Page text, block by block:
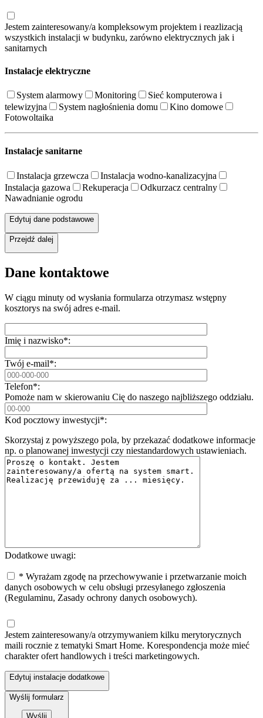
Jestem zainteresowany/a kompleksowym projektem i reazlizacją
wszystkich instalacji w budynku, zarówno elektrycznych jak i
sanitarnych
Instalacje elektryczne
System alarmowy Monitoring
Sieć komputerowa i
telewizyjna
System nagłośnienia domu
Kino domowe
Fotowoltaika
Instalacje sanitarne
Instalacja grzewcza
Instalacja wodno-kanalizacyjna
Instalacja gazowa
Rekuperacja
Odkurzacz centralny
Nawadnianie ogrodu
Edytuj dane podstawowe
Przejdź dalej
Dane kontaktowe
W ciągu minuty od wysłania formularza otrzymasz wstępny
kosztorys na swój adres e-mail.
Imię i nazwisko*:
Twój e-mail*:
Telefon*:
Pomoże nam w skierowaniu Cię do naszego najbliższego oddziału.
Kod pocztowy inwestycji*:
Skorzystaj z powyższego pola, by przekazać dodatkowe informacje
np. o planowanej inwestycji czy niestandardowych ustawieniach.
Dodatkowe uwagi:
* Wyrażam zgodę na przechowywanie i przetwarzanie moich
danych osobowych w celu obsługi przesyłanego zgłoszenia
(Regulaminu, Zasady ochrony danych osobowych).
Jestem zainteresowany/a otrzymywaniem kilku merytorycznych
maili rocznie z tematyki Smart Home. Korespondencja może mieć
charakter ofert handlowych i treści marketingowych.
Edytuj instalacje dodatkowe
Wyślij formularz